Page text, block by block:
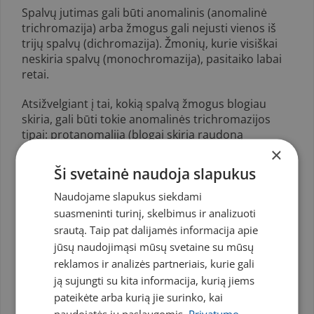
Spalvų jutimas gali būti anomalinis (anomalinė
trichromazija) arba žmogus gali nejusti vienos iš
trijų spalvų (dichromazija). Žmonių, kurie visiškai
neskiria spalvų (monochromazija), pasitaiko labai
retai.
Atsižvelgiant į tai, kokią spalvą žmogus blogiau
skiria, gali būti tokie anomalinės trichromazijos
tipai: protanomalija (blogai skiria rau­doną
spalvą), deuteranomalija (blogai skiria žalią
spalvą) ir tritanomalija (blogai skiria violetinę
spalvą).
Dichromazija taip pat būna trijų tipų:
protanopija;
deuteranopija;
tritanopija.
Įgimta spalvų jutimo patologija visuomet būna
abiejų akių, kitos regos funkcijos esti normalios.
×
Ši svetainė naudoja slapukus
Naudojame slapukus siekdami
suasmeninti turinį, skelbimus ir analizuoti
srautą. Taip pat dalijamės informacija apie
jūsų naudojimąsi mūsų svetaine su mūsų
reklamos ir analizės partneriais, kurie gali
ją sujungti su kita informacija, kurią jiems
pateikėte arba kurią jie surinko, kai